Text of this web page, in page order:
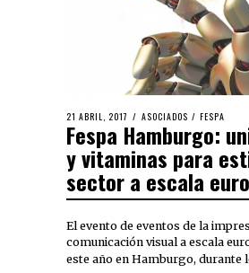
21 ABRIL, 2017 ASOCIADOS / FESPA
Fespa Hamburgo:
y vitaminas para
sector a escala
El evento de eventos de la
comunicación visual a escala
este año en Hamburgo, durante